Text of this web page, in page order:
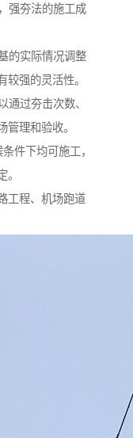
强夯法的施工成
的实际情况调整
强的灵活性。
通过夯击次数、
理和验收。
件下均可施工，
工程、机场跑道